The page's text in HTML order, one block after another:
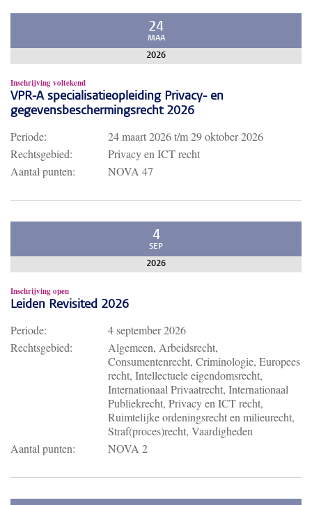
24
MAA
2026
Inschrijving voltekend
VPR-A specialisatieopleiding Privacy- en
gegevensbeschermingsrecht 2026
Periode: 24 maart 2026t/m29 oktober 2026
Rechtsgebied:
Privacy en ICT recht
Aantal punten:
NOVA 47
4
SEP
2026
Inschrijving open
Leiden Revisited 2026
Periode:
4 september 2026
Rechtsgebied:
Algemeen, Arbeidsrecht,
Consumentenrecht, Criminologie, Europees
recht, Intellectuele eigendomsrecht,
Internationaal Privaatrecht, Internationaal
Publiekrecht, Privacy en ICT recht,
Ruimtelijke ordeningsrecht en milieurecht,
Straf(proces)recht, Vaardigheden
Aantal punten:
NOVA 2